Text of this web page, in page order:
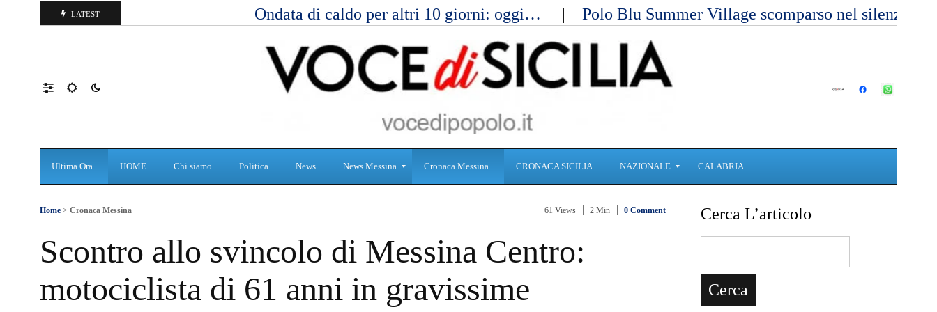
LATEST Ondata di caldo per altri 10 giorni: oggi… Polo Blu Summer Village scomparso nel silenzio?
Ultima Ora HOME Chi siamo Politica News News Messina
a
n
i
à
Cronaca Messina CRONACA SICILIA NAZIONALE CALABRIA
Home > Cronaca Messina 61 Views 2 Min 0 Comment
Scontro allo svincolo di Messina Centro:
motociclista di 61 anni in gravissime
Cerca L’articolo